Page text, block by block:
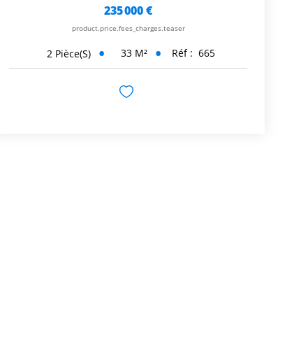
235 000 €
product.price.fees_charges.teaser
2 Pièce(s) 33 M² Réf : 665